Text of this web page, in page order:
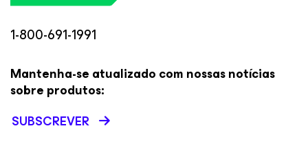
1-800-691-1991
Mantenha-se atualizado com nossas notícias
sobre produtos:
SUBSCREVER